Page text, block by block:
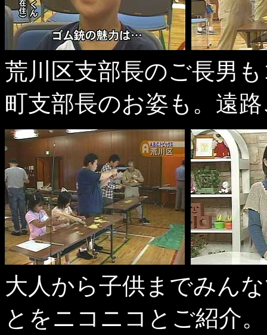
荒川区支部長のご長男
町支部長のお姿も。遠
大人から子供までみん
とをニコニコとご紹介。